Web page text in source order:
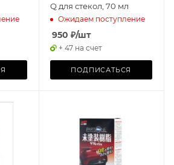
Q для стекол, 70 мл
Ожидаем поступление
950 ₽/шт
+ 47 на счет
ПОДПИСАТЬСЯ